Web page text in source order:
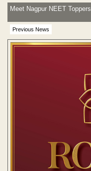
Previous News
Meet Nagpur NEET Toppers